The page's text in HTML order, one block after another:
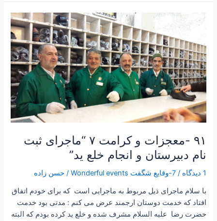
۹۱ -معجزات و کرامت ۷ “ماجرای ثبت
نام دبیرستان و انجام خلع ید”
1 دیدگاه /7-وقایع شگفت Wonderful events /حسن زاده
با سلام ماجرای ذیل مربوط به ماجرایی است که برای خودم اتفاق
افتاد که خدمت دوستان ارجمند عرض می کنم : مدتی بود خدمت
حضرت رضا علیه السلام مشرف شده و خلع ید کرده بودم که البته
۹۱
-معجزات
کرامت
۷
“ماجرای
ثبت
نام
دبیرستان
و
خلع
ید”